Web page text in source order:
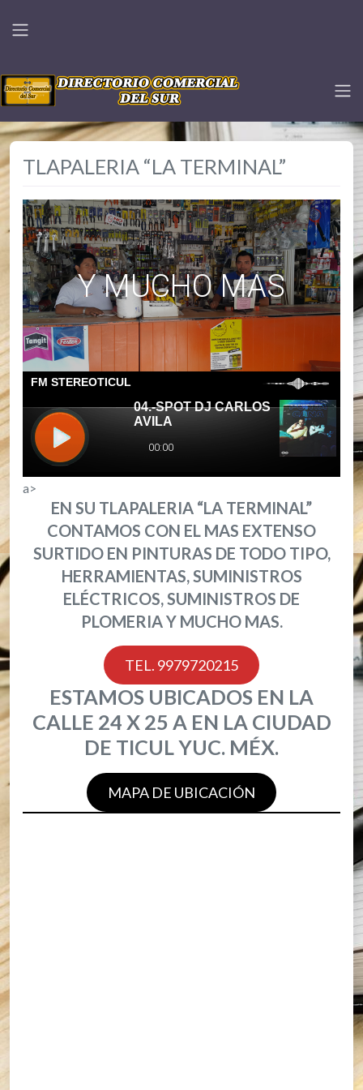
TLAPALERIA “LA TERMINAL”
Y MUCHO MAS
a>
EN SU TLAPALERIA “LA TERMINAL”
CONTAMOS CON EL MAS EXTENSO
SURTIDO EN PINTURAS DE TODO TIPO,
HERRAMIENTAS, SUMINISTROS
ELÉCTRICOS, SUMINISTROS DE
PLOMERIA Y MUCHO MAS.
TEL. 9979720215
ESTAMOS UBICADOS EN LA
CALLE 24 X 25 A EN LA CIUDAD
DE TICUL YUC. MÉX.
MAPA DE UBICACIÓN